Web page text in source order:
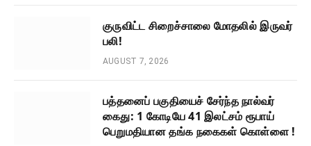
குருவிட்ட சிறைச்சாலை மோதலில் இருவர்
பலி!
AUGUST 7, 2026
பத்தனைப் பகுதியைச் சேர்ந்த நால்வர்
கைது: 1 கோடியே 41 இலட்சம் ரூபாய்
பெறுமதியான தங்க நகைகள் கொள்ளை !